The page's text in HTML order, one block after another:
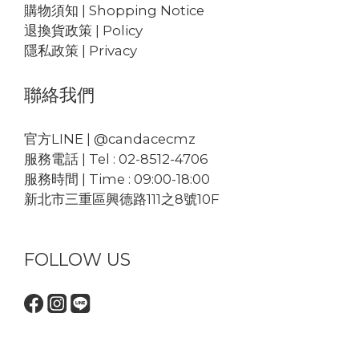
購物須知 | Shopping Notice
退換貨政策 | Policy
隱私政策 | Privacy
聯絡我們
官方LINE | @candacecmz
服務電話 | Tel : 02-8512-4706
服務時間 | Time : 09:00-18:00
新北市三重區興德路111之8號10F
FOLLOW US